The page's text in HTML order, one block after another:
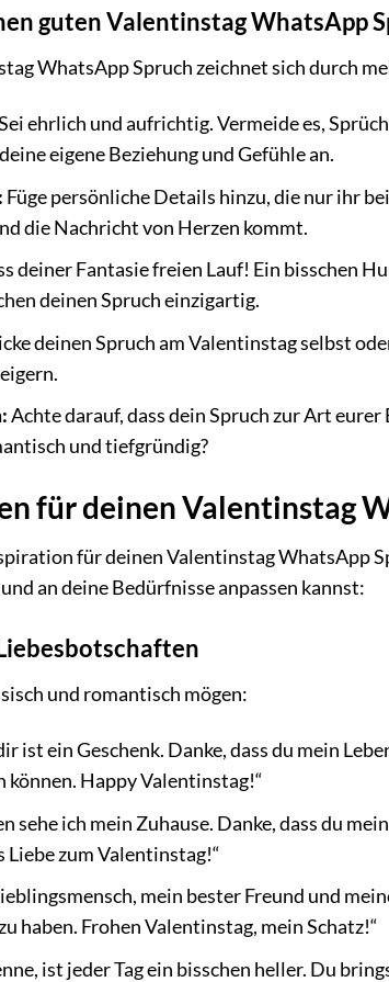
guten Valentinstag WhatsApp
WhatsApp Spruch zeichnet sich durch
ehrlich und aufrichtig. Vermeide es,
eigene Beziehung und Gefühle an.
Füge persönliche Details hinzu, die nur ihr
die Nachricht von Herzen kommt.
deiner Fantasie freien Lauf! Ein bisschen
deinen Spruch einzigartig.
deinen Spruch am Valentinstag selbst
Achte darauf, dass dein Spruch zur Art
und tiefgründig?
für deinen Valentinstag
für deinen Valentinstag WhatsApp
an deine Bedürfnisse anpassen kannst:
und romantisch mögen:
ist ein Geschenk. Danke, dass du mein
können. Happy Valentinstag!“
sehe ich mein Zuhause. Danke, dass du
Liebe zum Valentinstag!“
mein bester Freund und
haben. Frohen Valentinstag, mein Schatz!“
ist jeder Tag ein bisschen heller. Du